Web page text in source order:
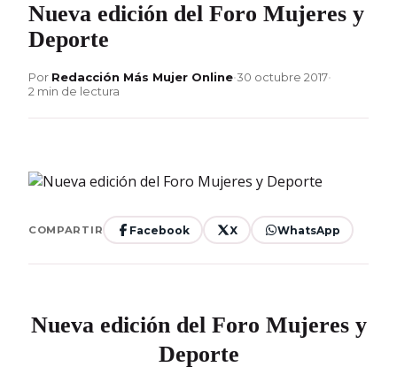
Nueva edición del Foro Mujeres y
Deporte
Por Redacción Más Mujer Online•30 octubre 2017•
2 min de lectura
COMPARTIR Facebook X WhatsApp
Nueva edición del Foro Mujeres y
Deporte